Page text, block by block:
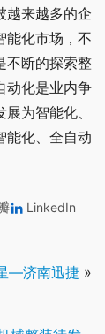
越来越多的企
能化市场，不
不断的探索整
动化是业内争
为智能化、
能化、全自动
LinkedIn
—济南迅捷 »